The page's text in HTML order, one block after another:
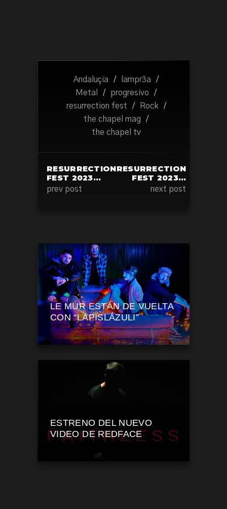
Andaluçia / lampr3a
/
Metal
/ progresivo
/
resurrection fest
/ Rock
/
the chapel mag
/
the chapel tv
RESURRECTION
FEST 2023…
prev post
RESURRECTION
FEST 2023…
next post
LE MUR ESTÁN DE VUELTA
CON “LAPISLÁZULI”
ESTRENO DEL NUEVO
VIDEO DE REDFACE